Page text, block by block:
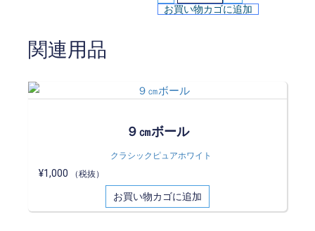
お買い物カゴに追加
関連用品
９㎝ボール
クラシックピュアホワイト
¥1,000 （税抜）
お買い物カゴに追加